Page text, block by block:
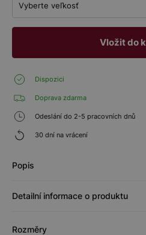
Vyberte veľkosť
Vložit do
Dispozici
Doprava zdarma
Odeslání do 2-5 pracovních dnů
30 dní na vrácení
Popis
Detailní informace o produktu
Rozměry